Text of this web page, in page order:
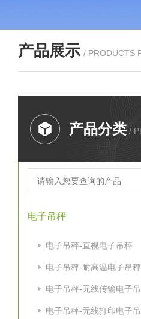
产品展示 / PRODUCTS
产品分类 /
电子吊秤
电子吊秤-直视电子吊秤
电子吊秤-耐高温电子吊秤
电子吊秤-无线传输电子
电子吊秤-无线打印电子